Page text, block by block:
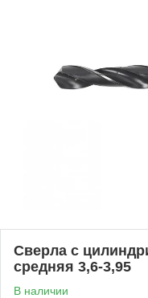
Сверла с
средняя 3,6-3,95
В наличии